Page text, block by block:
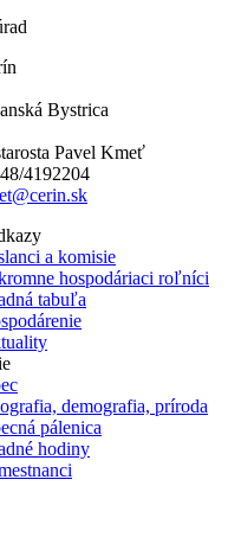
Bystrica
Pavel Kmeť
4192204
a komisie
hospodáriaci roľníci
tabuľa
demografia, príroda
pálenica
hodiny